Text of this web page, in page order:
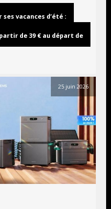
vacances d’été :
de 39 € au départ de
25 juin 2026